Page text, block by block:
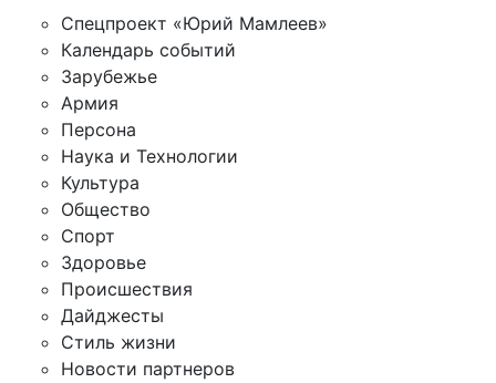
Спецпроект «Юрий Мамлеев»
Календарь событий
Зарубежье
Армия
Персона
Наука и Технологии
Культура
Общество
Спорт
Здоровье
Происшествия
Дайджесты
Стиль жизни
Новости партнеров